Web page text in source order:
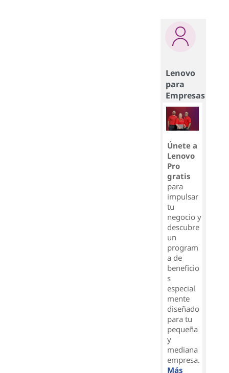
Lenovo
para
Empresas
Únete a
Lenovo
Pro
gratis
para
impulsar
tu
negocio y
descubre
un
program
a de
beneficio
s
especial
mente
diseñado
para tu
pequeña
y
mediana
empresa.
Más